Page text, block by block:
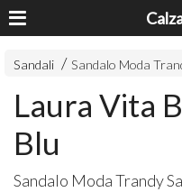
Sandali Sandalo Moda
Laura Vita
Blu
Sandalo Moda Trandy